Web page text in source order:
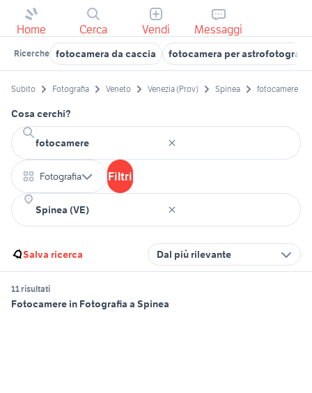
Home Cerca Vendi Messaggi
Ricerche fotocamera da caccia fotocamera per astrofotografia
Subito Fotografia Veneto Venezia (Prov) Spinea fotocamere
Cosa cerchi?
Fotografia Filtri
Salva ricerca Dal più rilevante
11 risultati
Fotocamere in Fotografia a Spinea